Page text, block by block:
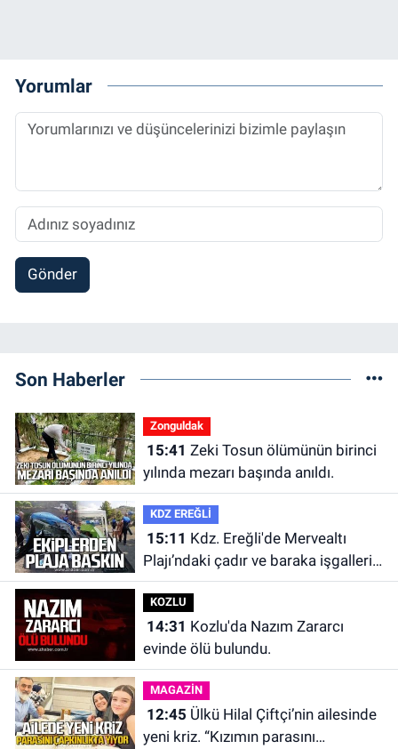
Yorumlar
Gönder
Son Haberler
Zonguldak
15:41
yılında mezarı başında anıldı.
KDZ EREĞLİ
15:11
Plajı’ndaki çadır ve baraka işgalleri
kaldırıldı.
KOZLU
14:31
evinde ölü bulundu.
MAGAZİN
12:45
yeni kriz. “Kızımın parasını